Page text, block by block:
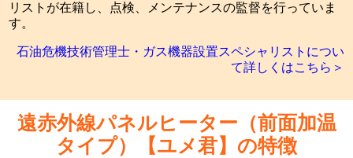
リストが在籍し、点検、メンテナンスの監督を行っていま
す。
石油危機技術管理士・ガス機器設置スペシャリストについ
て詳しくはこちら＞
遠赤外線パネルヒーター（前面加温
タイプ）【ユメ君】の特徴